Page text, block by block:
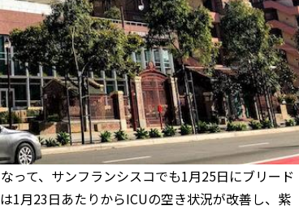
って、サンフランシスコでも1月25日にブリード
1月23日あたりからICUの空き状況が改善し、紫